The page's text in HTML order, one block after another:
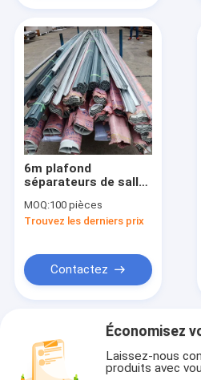
6m plafond
séparateurs de salle
de salle blanche
profilé en aluminium
MOQ:100 pièces
Trouvez les derniers prix
Contactez
Économisez
Laissez-nous
produits avec